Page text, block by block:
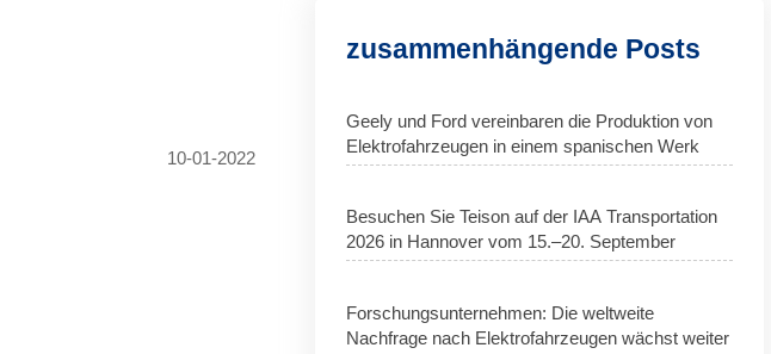
10-01-2022
zusammenhängende Posts
Geely und Ford vereinbaren die Produktion von
Elektrofahrzeugen in einem spanischen Werk
Besuchen Sie Teison auf der IAA Transportation
2026 in Hannover vom 15.–20. September
Forschungsunternehmen: Die weltweite
Nachfrage nach Elektrofahrzeugen wächst weiter